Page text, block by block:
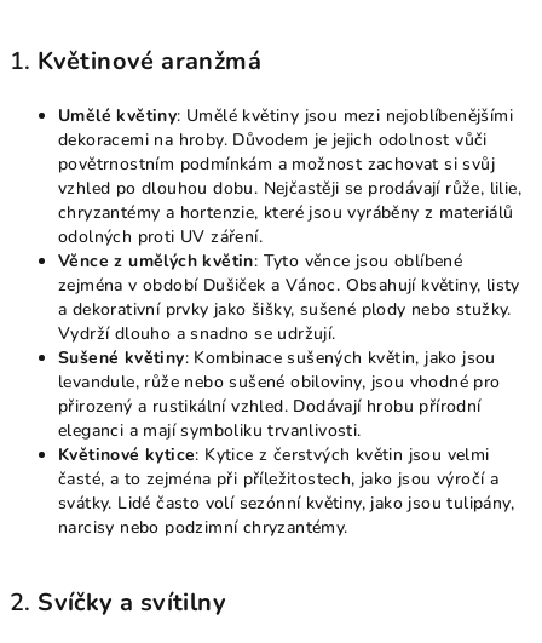
1. Květinové aranžmá
Umělé květiny: Umělé květiny jsou mezi nejoblíbenějšími
dekoracemi na hroby. Důvodem je jejich odolnost vůči
povětrnostním podmínkám a možnost zachovat si svůj
vzhled po dlouhou dobu. Nejčastěji se prodávají růže, lilie,
chryzantémy a hortenzie, které jsou vyráběny z materiálů
odolných proti UV záření.
Věnce z umělých květin: Tyto věnce jsou oblíbené
zejména v období Dušiček a Vánoc. Obsahují květiny, listy
a dekorativní prvky jako šišky, sušené plody nebo stužky.
Vydrží dlouho a snadno se udržují.
Sušené květiny: Kombinace sušených květin, jako jsou
levandule, růže nebo sušené obiloviny, jsou vhodné pro
přirozený a rustikální vzhled. Dodávají hrobu přírodní
eleganci a mají symboliku trvanlivosti.
Květinové kytice: Kytice z čerstvých květin jsou velmi
časté, a to zejména při příležitostech, jako jsou výročí a
svátky. Lidé často volí sezónní květiny, jako jsou tulipány,
narcisy nebo podzimní chryzantémy.
2. Svíčky a svítilny